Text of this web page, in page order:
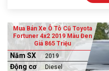
Mua Bán Xe Ô Tô Cũ Toyota
Fortuner 4x2 2019 Màu Đen
Giá 865 Triệu
Năm SX 2019
Động cơ Diesel